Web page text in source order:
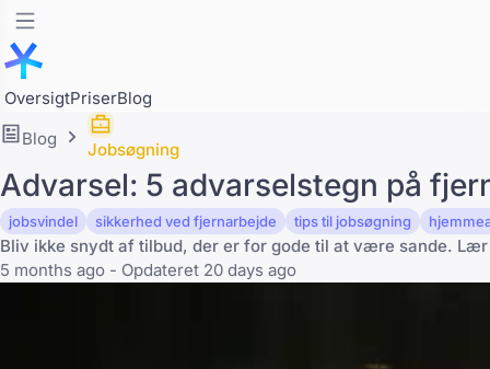
OversigtPriserBlog
Blog
Jobsøgning
Advarsel: 5 advarselstegn på
jobsvindel sikkerhed ved fjernarbejde tips til jobsøgning
Bliv ikke snydt af tilbud, der er for gode til at være sande.
5 months ago - Opdateret 20 days ago